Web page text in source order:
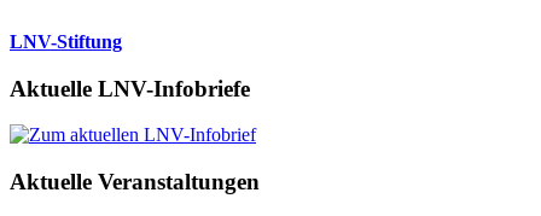
LNV-Stiftung
Aktuelle LNV-Infobriefe
Aktuelle Veranstaltungen